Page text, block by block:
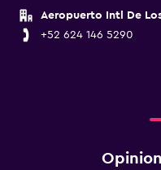
Aeropuerto Intl De
+52 624 146 5290